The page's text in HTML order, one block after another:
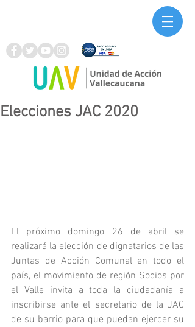
Elecciones JAC 2020
El próximo domingo 26 de abril se
realizará la elección de dignatarios de las
Juntas de Acción Comunal en todo el
país, el movimiento de región Socios por
el Valle invita a toda la ciudadanía a
inscribirse ante el secretario de la JAC
de su barrio para que puedan ejercer su